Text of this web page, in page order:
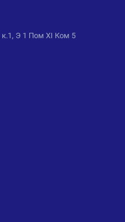
к.1, Э 1 Пом XI Ком 5